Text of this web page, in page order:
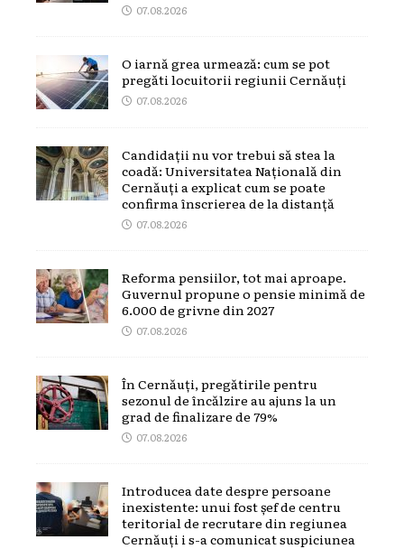
07.08.2026
O iarnă grea urmează: cum se pot
pregăti locuitorii regiunii Cernăuți
07.08.2026
Candidații nu vor trebui să stea la
coadă: Universitatea Națională din
Cernăuți a explicat cum se poate
confirma înscrierea de la distanță
07.08.2026
Reforma pensiilor, tot mai aproape.
Guvernul propune o pensie minimă de
6.000 de grivne din 2027
07.08.2026
În Cernăuți, pregătirile pentru
sezonul de încălzire au ajuns la un
grad de finalizare de 79%
07.08.2026
Introducea date despre persoane
inexistente: unui fost șef de centru
teritorial de recrutare din regiunea
Cernăuți i s-a comunicat suspiciunea